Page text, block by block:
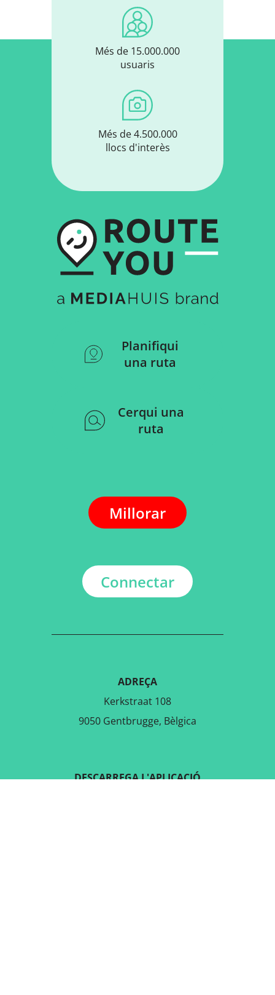
Més de 15.000.000
usuaris
Més de 4.500.000
llocs d'interès
Planifiqui
una ruta
Cerqui una
ruta
Millorar
Connectar
ADREÇA
Kerkstraat 108
9050 Gentbrugge, Bèlgica
DESCARREGA L'APLICACIÓ